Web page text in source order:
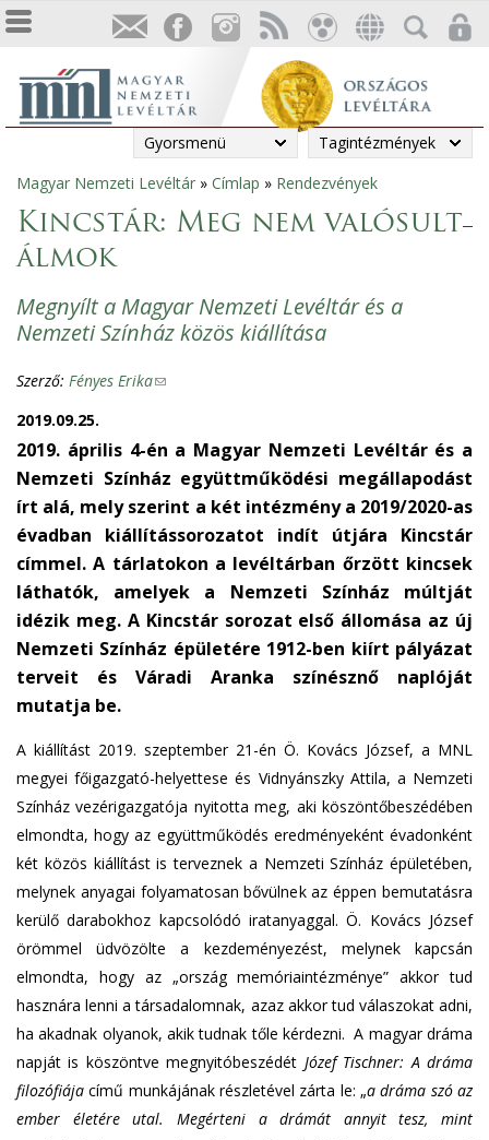
Gyorsmenü Tagintézmények
Jelenlegi
hely
Magyar Nemzeti Levéltár » Címlap » Rendezvények
Kincstár: Meg nem valósult
álmok
Megnyílt a Magyar Nemzeti Levéltár és a
Nemzeti Színház közös kiállítása
Szerző: Fényes Erika(
n
k
s
e
n
d
s
e
-
i
l
)
2019.09.25.
2019. április 4-én a Magyar Nemzeti Levéltár és a
Nemzeti Színház együttműködési megállapodást
írt alá, mely szerint a két intézmény a 2019/2020-as
évadban kiállítássorozatot indít útjára Kincstár
címmel. A tárlatokon a levéltárban őrzött kincsek
láthatók, amelyek a Nemzeti Színház múltját
idézik meg. A Kincstár sorozat első állomása az új
Nemzeti Színház épületére 1912-ben kiírt pályázat
terveit és Váradi Aranka színésznő naplóját
mutatja be.
A kiállítást 2019. szeptember 21-én Ö. Kovács József, a MNL
megyei főigazgató-helyettese és Vidnyánszky Attila, a Nemzeti
Színház vezérigazgatója nyitotta meg, aki köszöntőbeszédében
elmondta, hogy az együttműködés eredményeként évadonként
két közös kiállítást is terveznek a Nemzeti Színház épületében,
melynek anyagai folyamatosan bővülnek az éppen bemutatásra
kerülő darabokhoz kapcsolódó iratanyaggal. Ö. Kovács József
örömmel üdvözölte a kezdeményezést, melynek kapcsán
elmondta, hogy az „ország memóriaintézménye” akkor tud
hasznára lenni a társadalomnak, azaz akkor tud válaszokat adni,
ha akadnak olyanok, akik tudnak tőle kérdezni. A magyar dráma
napját is köszöntve megnyitóbeszédét Józef Tischner: A dráma
filozófiájacímű munkájának részletével zárta le: „a dráma szó az
ember életére utal. Megérteni a drámát annyit tesz, mint